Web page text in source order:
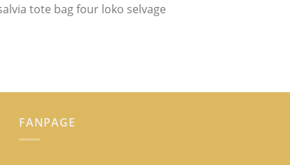
tote bag four loko selvage
FANPAGE